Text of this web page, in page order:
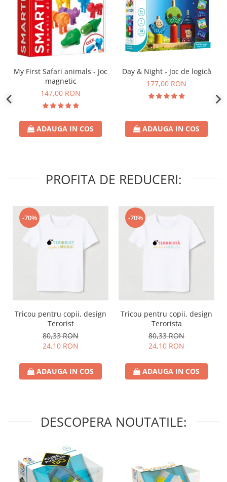
My First Safari animals - Joc
magnetic
147,00 RON
ADAUGA IN COS
Day & Night - Joc de logică
177,00 RON
ADAUGA IN COS
PROFITA DE REDUCERI:
-70%
Tricou pentru copii, design
Terorist
80,33 RON
24,10 RON
ADAUGA IN COS
-70%
Tricou pentru copii, design
Terorista
80,33 RON
24,10 RON
ADAUGA IN COS
DESCOPERA NOUTATILE: